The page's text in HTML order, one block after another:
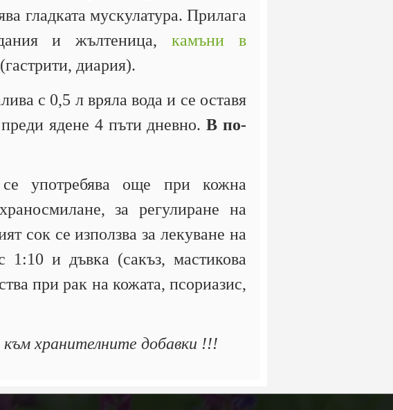
гладката мускулатура. Прилага
и жълтеница,камъни в
диария).
с 0,5 л вряла вода и се оставя
ядене 4 пъти дневно.В по-
употребява още при кожна
за регулиране на
сок се използва за лекуване на
и дъвка (сакъз, мастикова
при рак на кожата, псориазис,
хранителните добавки !!!